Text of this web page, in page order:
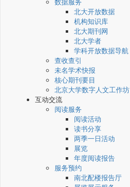
北大开放数据
机构知识库
北大期刊网
北大学者
学科开放数据导航
查收查引
未名学术快报
核心期刊要目
北京大学数字人文工作坊
互动交流
阅读服务
阅读活动
读书分享
两季一日活动
展览
年度阅读报告
服务预约
南北配楼报告厅